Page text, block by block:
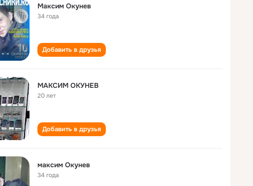
Максим Окунев
34 года
Добавить в друзья
МАКСИМ ОКУНЕВ
20 лет
Добавить в друзья
максим Окунев
34 года